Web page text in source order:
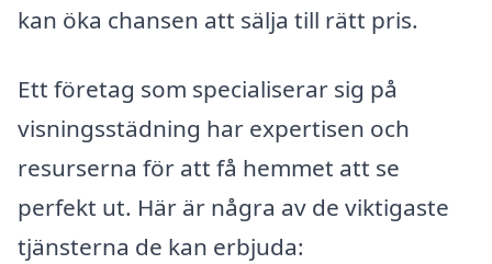
kan öka chansen att sälja till rätt pris.
Ett företag som specialiserar sig på
visningsstädning har expertisen och
resurserna för att få hemmet att se
perfekt ut. Här är några av de viktigaste
tjänsterna de kan erbjuda: